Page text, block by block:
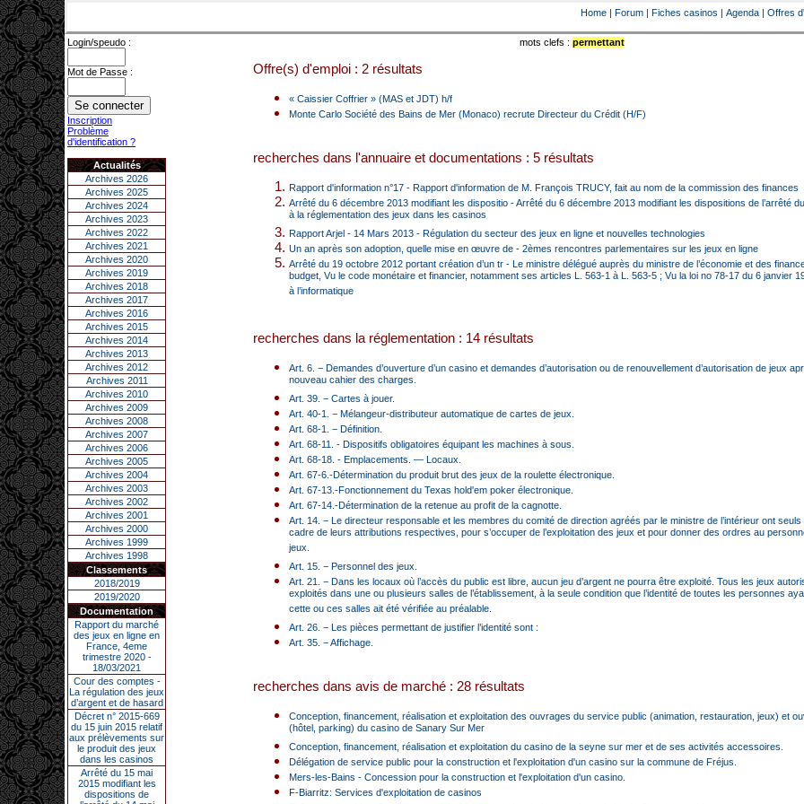
Home | Forum | Fiches casinos | Agenda | Offres
Login/speudo :
Mot de Passe :
Inscription
Problème
d'identification ?
Actualités
Archives 2026
Archives 2025
Archives 2024
Archives 2023
Archives 2022
Archives 2021
Archives 2020
Archives 2019
Archives 2018
Archives 2017
Archives 2016
Archives 2015
Archives 2014
Archives 2013
Archives 2012
Archives 2011
Archives 2010
Archives 2009
Archives 2008
Archives 2007
Archives 2006
Archives 2005
Archives 2004
Archives 2003
Archives 2002
Archives 2001
Archives 2000
Archives 1999
Archives 1998
Classements
2018/2019
2019/2020
Documentation
Rapport du marché
des jeux en ligne en
France, 4eme
trimestre 2020 -
18/03/2021
Cour des comptes -
La régulation des jeux
d’argent et de hasard
Décret n° 2015-669
du 15 juin 2015 relatif
aux prélèvements sur
le produit des jeux
dans les casinos
Arrêté du 15 mai
2015 modifiant les
dispositions de
mots clefs : permettant
Offre(s) d'emploi : 2 résultats
« Caissier Coffrier » (MAS et JDT) h/f
Monte Carlo Société des Bains de Mer (Monaco) recrute Directeur du Crédit (H/F)
recherches dans l'annuaire et documentations : 5 résultats
Rapport d'information n°17 - Rapport d'information de M. François TRUCY, fait au nom de la commission des finances
Arrêté du 6 décembre 2013 modifiant les dispositio - Arrêté du 6 décembre 2013 modifiant les dispositions de l’arrêté
à la réglementation des jeux dans les casinos
Rapport Arjel - 14 Mars 2013 - Régulation du secteur des jeux en ligne et nouvelles technologies
Un an après son adoption, quelle mise en œuvre de - 2èmes rencontres parlementaires sur les jeux en ligne
Arrêté du 19 octobre 2012 portant création d’un tr - Le ministre délégué auprès du ministre de l’économie et des
budget, Vu le code monétaire et financier, notamment ses articles L. 563-1 à L. 563-5 ; Vu la loi no 78-17 du 6 janvier
à l’informatique
recherches dans la réglementation : 14 résultats
Art. 6. − Demandes d’ouverture d’un casino et demandes d’autorisation ou de renouvellement d’autorisation de jeux
nouveau cahier des charges.
Art. 39. − Cartes à jouer.
Art. 40-1. − Mélangeur-distributeur automatique de cartes de jeux.
Art. 68-1. − Définition.
Art. 68-11. - Dispositifs obligatoires équipant les machines à sous.
Art. 68-18. - Emplacements. ― Locaux.
Art. 67-6.-Détermination du produit brut des jeux de la roulette électronique.
Art. 67-13.-Fonctionnement du Texas hold'em poker électronique.
Art. 67-14.-Détermination de la retenue au profit de la cagnotte.
Art. 14. − Le directeur responsable et les membres du comité de direction agréés par le ministre de l’intérieur ont seuls
cadre de leurs attributions respectives, pour s’occuper de l’exploitation des jeux et pour donner des ordres au
jeux.
Art. 15. − Personnel des jeux.
Art. 21. − Dans les locaux où l’accès du public est libre, aucun jeu d’argent ne pourra être exploité. Tous les jeux
exploités dans une ou plusieurs salles de l’établissement, à la seule condition que l’identité de toutes les personnes
cette ou ces salles ait été vérifiée au préalable.
Art. 26. − Les pièces permettant de justifier l’identité sont :
Art. 35. − Affichage.
recherches dans avis de marché : 28 résultats
Conception, financement, réalisation et exploitation des ouvrages du service public (animation, restauration, jeux) et
(hôtel, parking) du casino de Sanary Sur Mer
Conception, financement, réalisation et exploitation du casino de la seyne sur mer et de ses activités accessoires.
Délégation de service public pour la construction et l'exploitation d'un casino sur la commune de Fréjus.
Mers-les-Bains - Concession pour la construction et l'exploitation d'un casino.
F-Biarritz: Services d'exploitation de casinos